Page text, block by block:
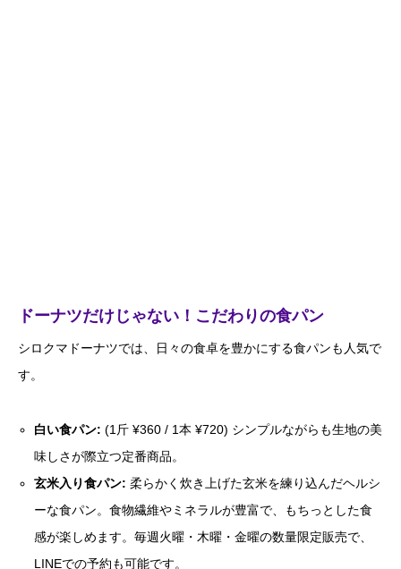
ドーナツだけじゃない！こだわりの食パン
シロクマドーナツでは、日々の食卓を豊かにする食パンも人気で
す。
白い食パン: (1斤 ¥360 / 1本 ¥720) シンプルながらも生地の美
味しさが際立つ定番商品。
玄米入り食パン: 柔らかく炊き上げた玄米を練り込んだヘルシ
ーな食パン。食物繊維やミネラルが豊富で、もちっとした食
感が楽しめます。毎週火曜・木曜・金曜の数量限定販売で、
LINEでの予約も可能です。